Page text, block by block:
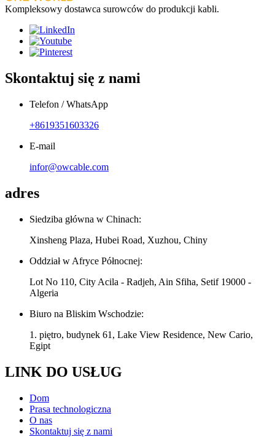
Kompleksowy dostawca surowców do produkcji kabli.
Skontaktuj się z nami
Telefon / WhatsApp
+8619351603326
E-mail
infor@owcable.com
adres
Siedziba główna w Chinach:
Xinsheng Plaza, Hubei Road, Xuzhou, Chiny
Oddział w Afryce Północnej:
Lot No 110, City Acila - Radjeh, Ain Sfiha, Setif 19000 -
Algeria
Biuro na Bliskim Wschodzie:
1. piętro, budynek 61, Lake View Residence, New Cario,
Egipt
LINK DO USŁUG
Dom
Prasa technologiczna
O nas
Skontaktuj się z nami